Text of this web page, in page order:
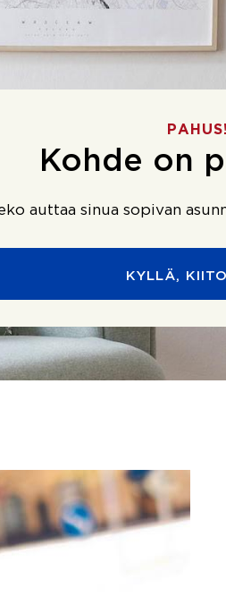
PAHUS!
Kohde on
auttaa sinua sopivan
KYLLÄ,